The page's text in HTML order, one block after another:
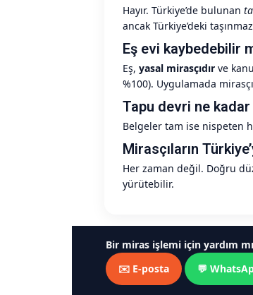
Hayır. Türkiye’de bulunan
ancak Türkiye’deki
Eş evi kaybedebilir
Eş, yasal mirasçıdır ve
%100). Uygulamada
Tapu devri ne
Belgeler tam ise nispeten
Mirasçıların
Her zaman değil. Doğru
yürütebilir.
Bir miras işlemi için yardım
✉️ E-posta
💬